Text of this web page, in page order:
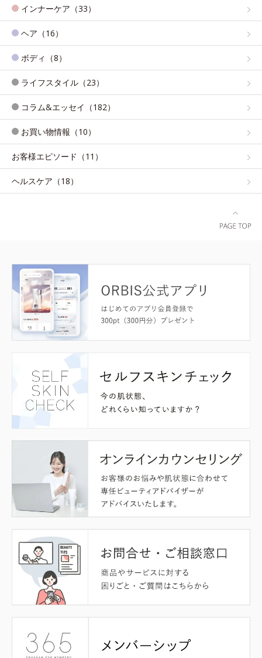
インナーケア（33）
ヘア（16）
ボディ（8）
ライフスタイル（23）
コラム&エッセイ（182）
お買い物情報（10）
お客様エピソード（11）
ヘルスケア（18）